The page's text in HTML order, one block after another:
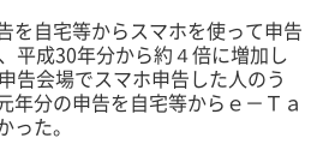
を自宅等からスマホを使って申告
平成30年分から約４倍に増加し
告会場でスマホ申告した人のう
年分の申告を自宅等からｅ－Ｔａ
った。